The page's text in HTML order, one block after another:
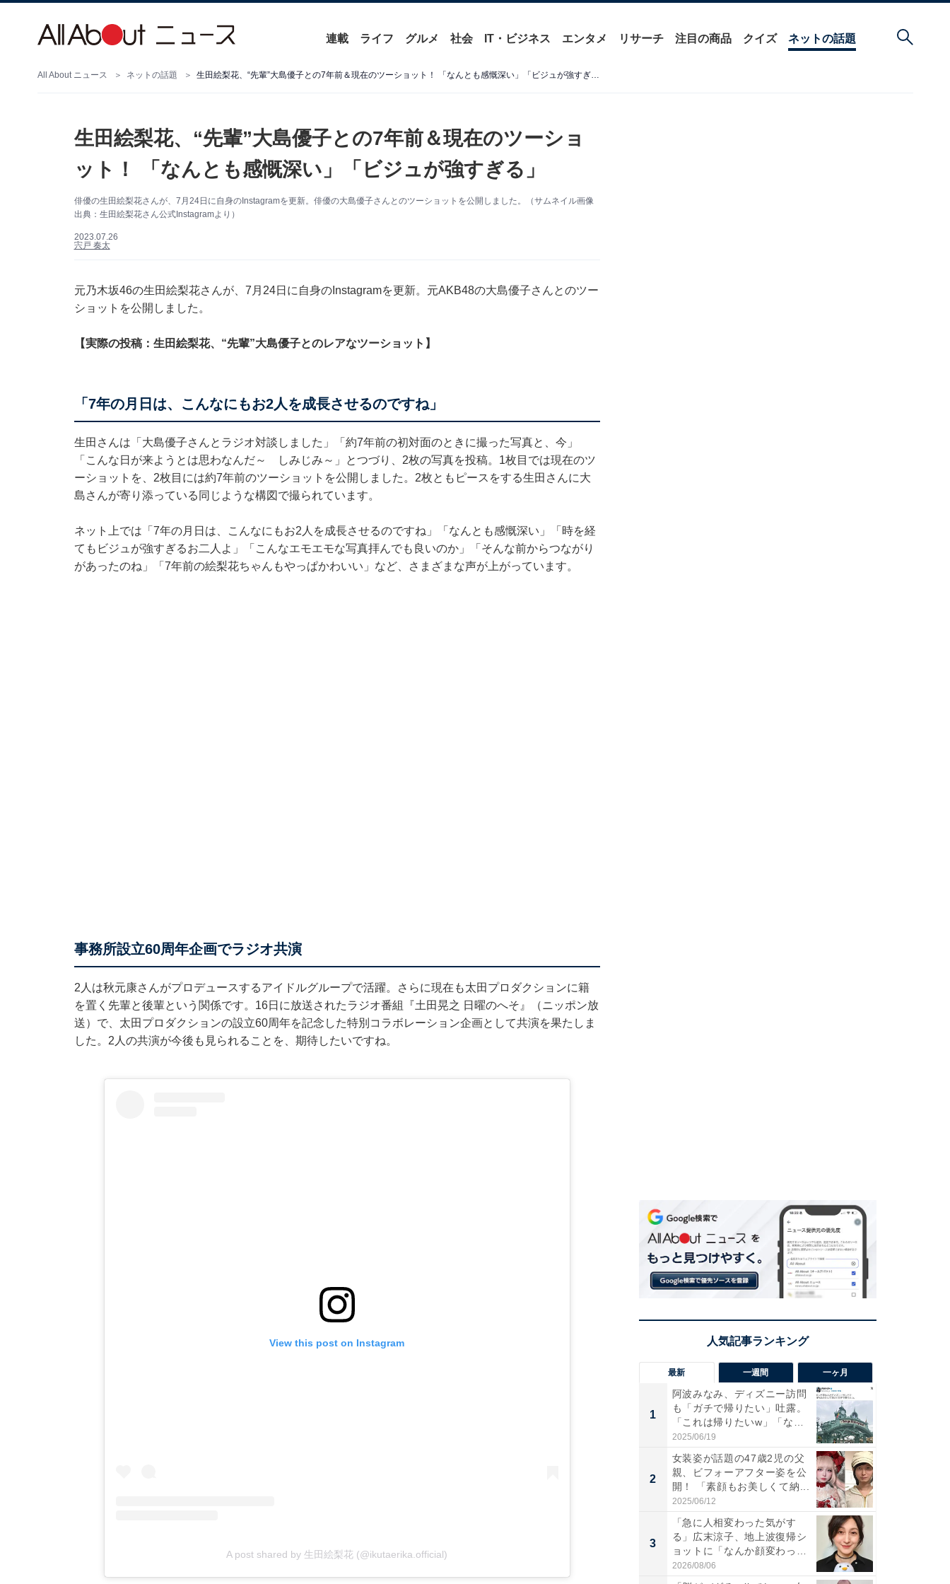
連載 ライフ グルメ 社会 IT・ビジネス エンタメ リサーチ 注目の商品 クイズ ネットの話題
All About ニュース ネットの話題 生田絵梨花、“先輩”大島優子との7年前＆現在のツーショット！ 「なんとも感慨深い」「ビジュが強すぎる」
生田絵梨花、“先輩”大島優子との7年前＆現在のツーショ
ット！ 「なんとも感慨深い」「ビジュが強すぎる」
俳優の生田絵梨花さんが、7月24日に自身のInstagramを更新。俳優の大島優子さんとのツーショットを公開しました。（サムネイル画像
出典：生田絵梨花さん公式Instagramより）
2023.07.26
宍戸 奏太
元乃木坂46の生田絵梨花さんが、7月24日に自身のInstagramを更新。元AKB48の大島優子さんとのツー
ショットを公開しました。
【実際の投稿：生田絵梨花、“先輩”大島優子とのレアなツーショット】
「7年の月日は、こんなにもお2人を成長させるのですね」
生田さんは「大島優子さんとラジオ対談しました」「約7年前の初対面のときに撮った写真と、今」
「こんな日が来ようとは思わなんだ～ しみじみ～」とつづり、2枚の写真を投稿。1枚目では現在のツ
ーショットを、2枚目には約7年前のツーショットを公開しました。2枚ともピースをする生田さんに大
島さんが寄り添っている同じような構図で撮られています。
ネット上では「7年の月日は、こんなにもお2人を成長させるのですね」「なんとも感慨深い」「時を経
てもビジュが強すぎるお二人よ」「こんなエモエモな写真拝んでも良いのか」「そんな前からつながり
があったのね」「7年前の絵梨花ちゃんもやっぱかわいい」など、さまざまな声が上がっています。
事務所設立60周年企画でラジオ共演
2人は秋元康さんがプロデュースするアイドルグループで活躍。さらに現在も太田プロダクションに籍
を置く先輩と後輩という関係です。16日に放送されたラジオ番組『土田晃之 日曜のへそ』（ニッポン放
送）で、太田プロダクションの設立60周年を記念した特別コラボレーション企画として共演を果たしま
した。2人の共演が今後も見られることを、期待したいですね。
View this post on Instagram
A post shared by 生田絵梨花 (@ikutaerika.official)
最新 一週間 一ヶ月
1
阿波みなみ、ディズニー訪問
も「ガチで帰りたい」吐露。
「これは帰りたいw」「なん
ち...
2025/06/19
2
女装姿が話題の47歳2児の父
親、ビフォーアフター姿を公
開！ 「素顔もお美しくて納...
2025/06/12
3
「急に人相変わった気がす
る」広末涼子、地上波復帰シ
ョットに「なんか顔変わっ
た」の...
2026/08/06